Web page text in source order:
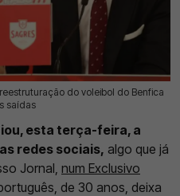
do voleibol do Benfica
saídas
esta terça-feira, a
redes sociais, algo que já
Jornal, num Exclusivo
de 30 anos, deixa